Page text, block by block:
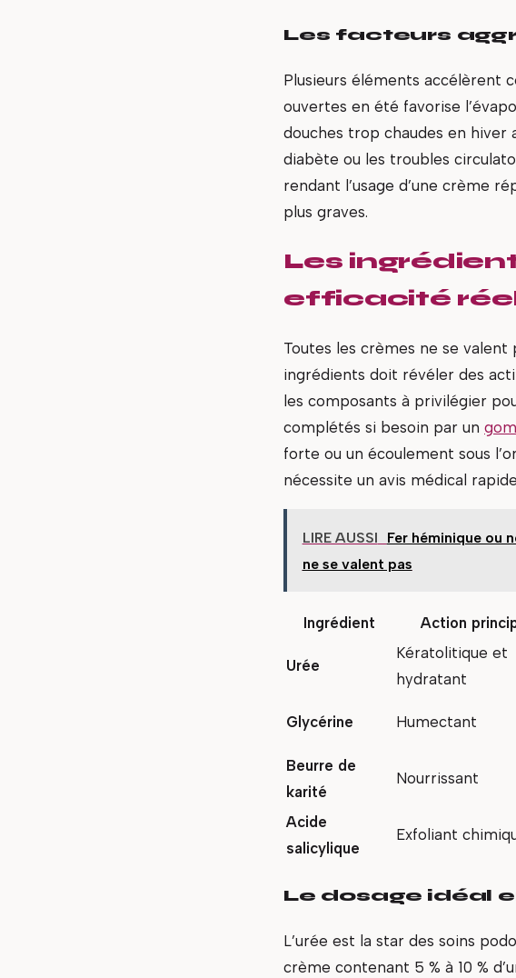
Les facteurs
Plusieurs éléments accélèrent
ouvertes en été favorise
douches trop chaudes en hiver
diabète ou les troubles
rendant l’usage d’une crème
plus graves.
Les
efficacité
Toutes les crèmes ne se
ingrédients doit révéler des
les composants à privilégier
complétés si besoin par un
forte ou un écoulement sous
nécessite un avis médical
LIRE AUSSI
Fer héminique ou
ne se valent pas
Ingrédient Action
Urée
Kératolitique et
hydratant
Glycérine Humectant
Beurre de
karité
Nourrissant
Acide
salicylique
Exfoliant
Le dosage idéal
L’urée est la star des soins
crème contenant 5 % à 10 %